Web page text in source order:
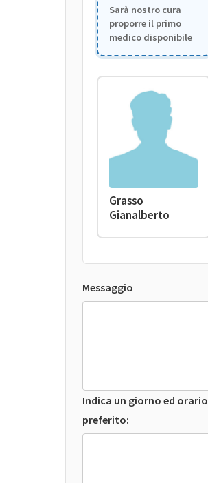
Sarà nostro cura
proporre il primo
medico disponibile
Grasso
Gianalberto
Messaggio
Indica un giorno ed orario
preferito: